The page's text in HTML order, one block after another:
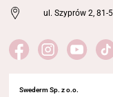
ul. Szyprów 2, 81-
Swederm Sp. z o.o.